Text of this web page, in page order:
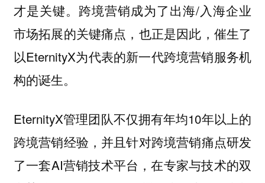
才是关键。跨境营销成为了出海/入海企业
市场拓展的关键痛点，也正是因此，催生了
以EternityX为代表的新一代跨境营销服务机
构的诞生。
EternityX管理团队不仅拥有年均10年以上的
跨境营销经验，并且针对跨境营销痛点研发
了一套AI营销技术平台，在专家与技术的双